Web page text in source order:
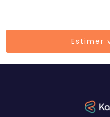
Estimer